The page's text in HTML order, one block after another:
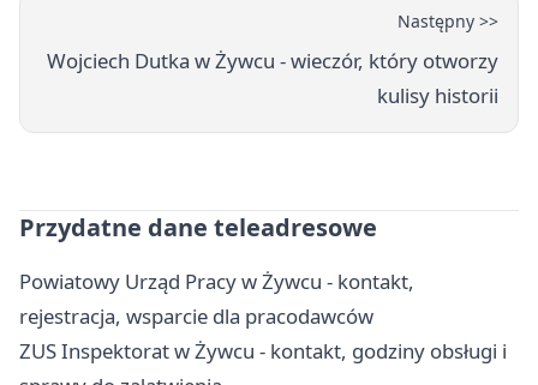
Następny >>
Wojciech Dutka w Żywcu - wieczór, który otworzy
kulisy historii
Przydatne dane teleadresowe
Powiatowy Urząd Pracy w Żywcu - kontakt,
rejestracja, wsparcie dla pracodawców
ZUS Inspektorat w Żywcu - kontakt, godziny obsługi i